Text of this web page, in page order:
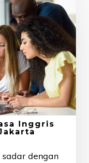
Inggris
sadar dengan